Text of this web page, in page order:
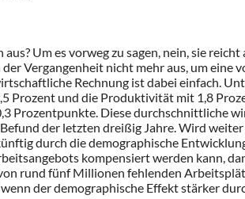
Um es vorweg zu sagen, nein, sie
Vergangenheit nicht mehr aus, um eine
Rechnung ist dabei einfach.
Prozent und die Produktivität mit 1,8
Prozentpunkte. Diese durchschnittliche
der letzten dreißig Jahre. Wird
durch die demographische
kompensiert werden kann,
rund fünf Millionen fehlenden
der demographische Effekt stärker